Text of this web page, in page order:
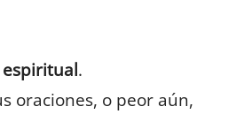
.
oraciones, o peor aún,